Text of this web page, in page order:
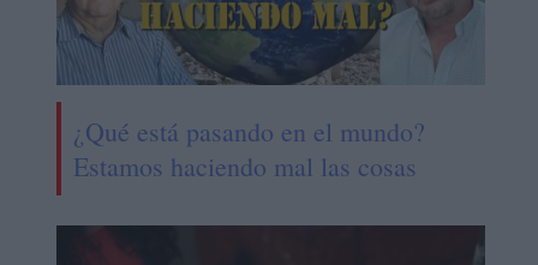
¿Qué está pasando en el mundo?
Estamos haciendo mal las cosas